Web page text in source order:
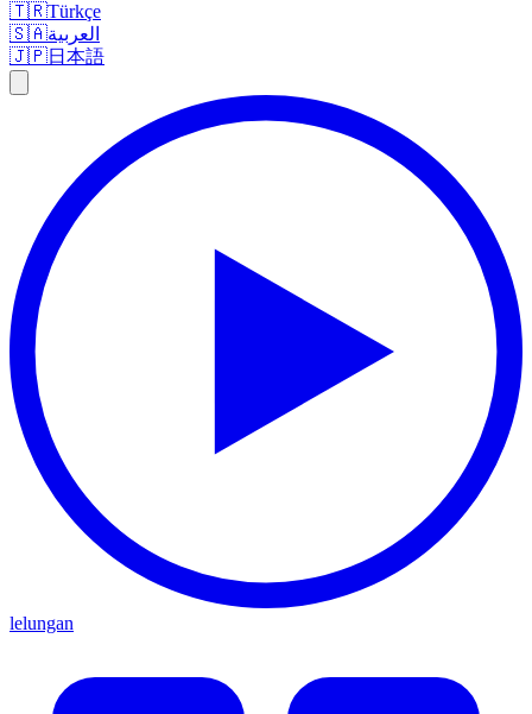
🇹🇷Türkçe
🇸🇦العربية
🇯🇵日本語
lelungan